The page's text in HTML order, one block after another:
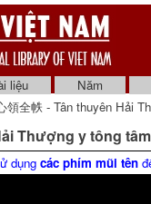
liệu
Năm
領全帙 - Tân thuyên Hải
Thượng y tông
dụng các phím mũi tên